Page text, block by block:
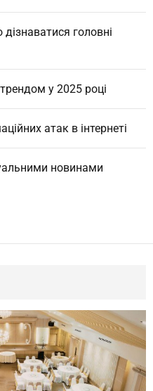
головні
у 2025 році
атак в інтернеті
новинами